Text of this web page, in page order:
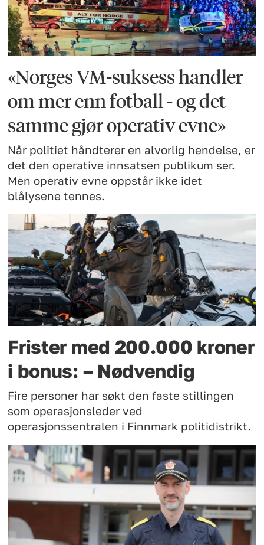
«Norges VM-suksess handler
om mer enn fotball - og det
samme gjør operativ evne»
Når politiet håndterer en alvorlig hendelse, er
det den operative innsatsen publikum ser.
Men operativ evne oppstår ikke idet
blålysene tennes.
Frister med 200.000 kroner
i bonus: – Nødvendig
Fire personer har søkt den faste stillingen
som operasjonsleder ved
operasjonssentralen i Finnmark politidistrikt.